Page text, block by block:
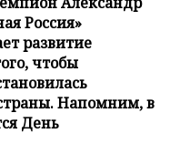
Россия»
развитие
чтобы
Напомним, в
День